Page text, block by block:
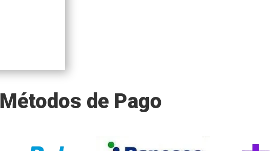
Métodos de Pago